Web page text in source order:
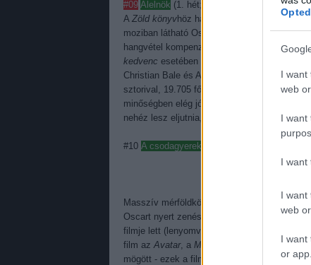
I want
web
I want
I want
I want
web
I want
or app.
#09 Alelnök (1. hét; Fórum)
– 16,7M |
A Zöld könyvhöz hasonlóan már premier
moziban látható Oscar-versenyző, ami
hangvétel kompenzálta a feliratosságot és
kedvenc esetében pár hete (ugyancsak
Christian Bale és Adam McKay legutóbb,A
sztorival, 19.705 főt szólított meg az első
minőségben elég jó lehet ahhoz, hogy ne
nehéz lesz eljutnia, ha sok film zúdúl a
#10 A csodagyerek
Masszív mérföldkövet fektetett le a
Oscart nyert zenés dráma átlépte a 900
filmje lett (lenyomva a Bosszúállók: Végtelen
film azAvatar, a Minyonok Star Wars: Az
mögött - ezek a filmek ráadásul egytől egyik